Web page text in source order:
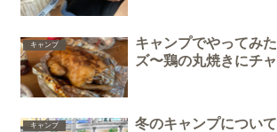
キャンプ
キャンプでやってみ
ズ〜鶏の丸焼きにチ
キャンプ 冬のキャンプについて